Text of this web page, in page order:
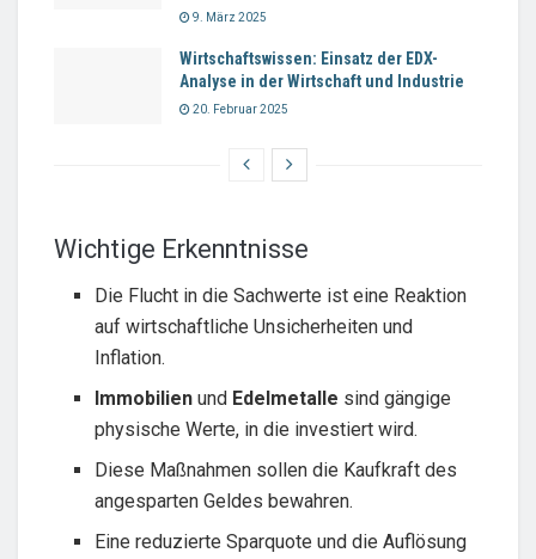
9. März 2025
Wirtschaftswissen: Einsatz der EDX-
Analyse in der Wirtschaft und Industrie
20. Februar 2025
Wichtige Erkenntnisse
Die Flucht in die Sachwerte ist eine Reaktion
auf wirtschaftliche Unsicherheiten und
Inflation.
Immobilien und Edelmetalle sind gängige
physische Werte, in die investiert wird.
Diese Maßnahmen sollen die Kaufkraft des
angesparten Geldes bewahren.
Eine reduzierte Sparquote und die Auflösung